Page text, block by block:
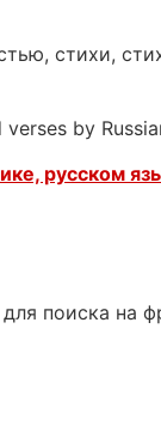
стихи,
by
русском
поиска на